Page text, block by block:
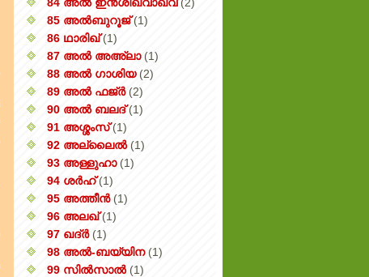
85 അൽബുറൂജ് (1)
86 ഥാരിഖ് (1)
87 അൽ അഅ്ലാ (1)
88 അൽ ഗാശിയ (2)
89 അൽ ഫജ്‌ർ (2)
90 അൽ ബലദ് (1)
91 അശ്ശംസ് (1)
92 അല്ലൈൽ (1)
93 അള്ളുഹാ (1)
94 ശർഹ് (1)
95 അത്തീൻ (1)
96 അലഖ് (1)
97 ഖദ്‌ർ (1)
98 അൽ-ബയ്യിന (1)
99 സിൽ‌സാൽ (1)